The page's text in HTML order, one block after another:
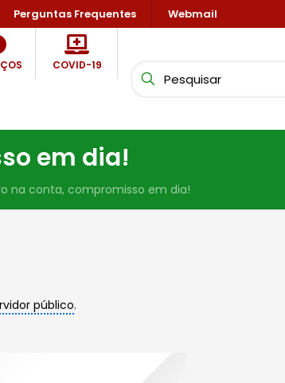
Perguntas Frequentes Webmail
COVID-19
em dia!
na conta, compromisso em dia!
público.